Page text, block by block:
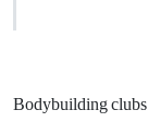
Bodybuilding clubs